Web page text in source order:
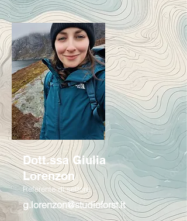
Referente di settore
Dott.ssa Giulia
Lorenzon
g.lorenzon@studioforst.it